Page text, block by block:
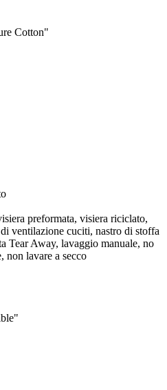
Cotton"
preformata, visiera riciclato,
ventilazione cuciti, nastro di stoffa
Tear Away, lavaggio manuale, no
non lavare a secco